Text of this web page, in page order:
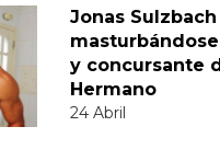
Jonas
y concursante
Hermano
24 Abril